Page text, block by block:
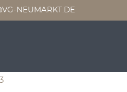
NEUMARKT.DE